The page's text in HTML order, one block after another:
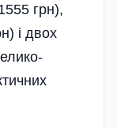
грн),
і двох